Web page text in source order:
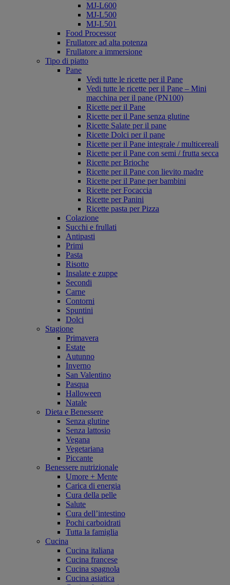
MJ-L600
MJ-L500
MJ-L501
Food Processor
Frullatore ad alta potenza
Frullatore a immersione
Tipo di piatto
Pane
Vedi tutte le ricette per il Pane
Vedi tutte le ricette per il Pane – Mini
macchina per il pane (PN100)
Ricette per il Pane
Ricette per il Pane senza glutine
Ricette Salate per il pane
Ricette Dolci per il pane
Ricette per il Pane integrale / multicereali
Ricette per il Pane con semi / frutta secca
Ricette per Brioche
Ricette per il Pane con lievito madre
Ricette per il Pane per bambini
Ricette per Focaccia
Ricette per Panini
Ricette pasta per Pizza
Colazione
Succhi e frullati
Antipasti
Primi
Pasta
Risotto
Insalate e zuppe
Secondi
Carne
Contorni
Spuntini
Dolci
Stagione
Primavera
Estate
Autunno
Inverno
San Valentino
Pasqua
Halloween
Natale
Dieta e Benessere
Senza glutine
Senza lattosio
Vegana
Vegetariana
Piccante
Benessere nutrizionale
Umore + Mente
Carica di energia
Cura della pelle
Salute
Cura dell’intestino
Pochi carboidrati
Tutta la famiglia
Cucina
Cucina italiana
Cucina francese
Cucina spagnola
Cucina asiatica